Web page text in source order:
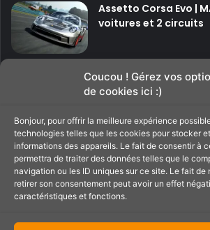
Coucou ! Gérez vos
de cookies ici :)
Bonjour, pour offrir la meilleure expérience
technologies telles que les cookies pour stocker
informations des appareils. Le fait de consentir à
permettra de traiter des données telles que le
navigation ou les ID uniques sur ce site. Le fait de
retirer son consentement peut avoir un effet
caractéristiques et fonctions.
Assetto Corsa Evo |
voitures et 2 circuits
P
a
e
r
P
e
u
Soutenir le site
C'est par ici pour filer un
site ;)